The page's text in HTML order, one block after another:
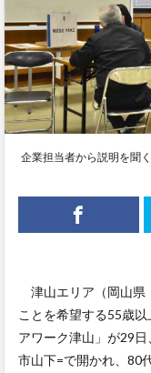
企業担当者から説明を聞
津山エリア（岡山県
ことを希望する55歳
アワーク津山」が29
市山下=で開かれ、80